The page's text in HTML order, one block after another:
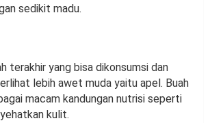
sedikit madu.
terakhir yang bisa dikonsumsi dan
lebih awet muda yaitu apel. Buah
macam kandungan nutrisi seperti
kulit.